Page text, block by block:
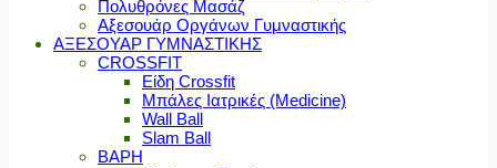
Πολυθρόνες Μασάζ
Αξεσουάρ Οργάνων Γυμναστικής
ΑΞΕΣΟΥΑΡ ΓΥΜΝΑΣΤΙΚΗΣ
CROSSFIT
Είδη Crossfit
Μπάλες Ιατρικές (Medicine)
Wall Ball
Slam Ball
ΒΑΡΗ